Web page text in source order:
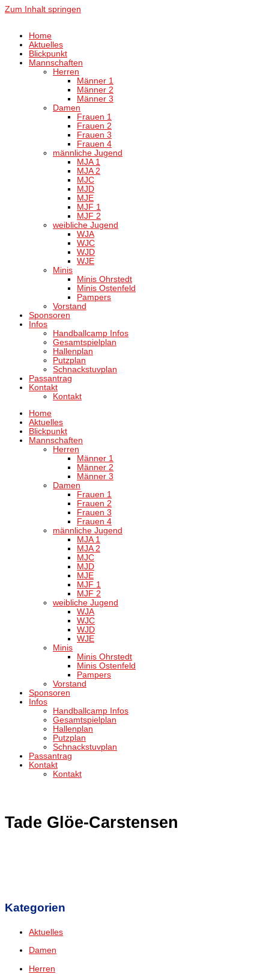
Zum Inhalt springen
Home
Aktuelles
Blickpunkt
Mannschaften
Herren
Männer 1
Männer 2
Männer 3
Damen
Frauen 1
Frauen 2
Frauen 3
Frauen 4
männliche Jugend
MJA 1
MJA 2
MJC
MJD
MJE
MJF 1
MJF 2
weibliche Jugend
WJA
WJC
WJD
WJE
Minis
Minis Ohrstedt
Minis Ostenfeld
Pampers
Vorstand
Sponsoren
Infos
Handballcamp Infos
Gesamtspielplan
Hallenplan
Putzplan
Schnackstuvplan
Passantrag
Kontakt
Kontakt
Home
Aktuelles
Blickpunkt
Mannschaften
Herren
Männer 1
Männer 2
Männer 3
Damen
Frauen 1
Frauen 2
Frauen 3
Frauen 4
männliche Jugend
MJA 1
MJA 2
MJC
MJD
MJE
MJF 1
MJF 2
weibliche Jugend
WJA
WJC
WJD
WJE
Minis
Minis Ohrstedt
Minis Ostenfeld
Pampers
Vorstand
Sponsoren
Infos
Handballcamp Infos
Gesamtspielplan
Hallenplan
Putzplan
Schnackstuvplan
Passantrag
Kontakt
Kontakt
Kategorien
Aktuelles
Damen
Herren
Tade Glöe-Carstensen